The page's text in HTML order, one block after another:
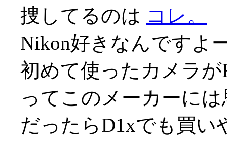
捜してるのは コレ。
Nikon好きなんですよ
初めて使ったカメラ
ってこのメーカーに
だったらD1xでも買い